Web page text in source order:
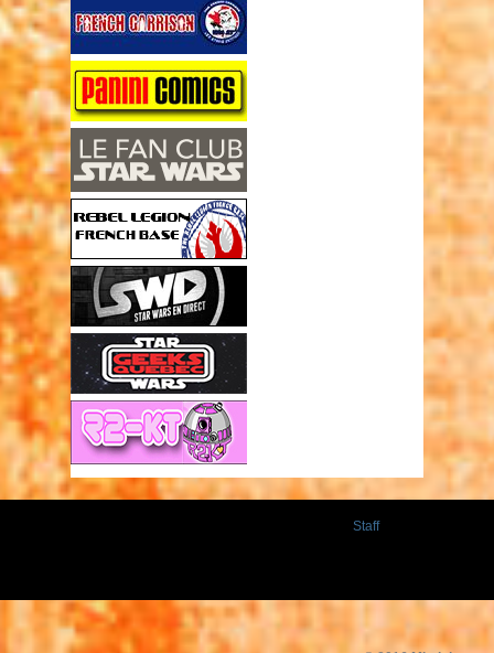
Staff